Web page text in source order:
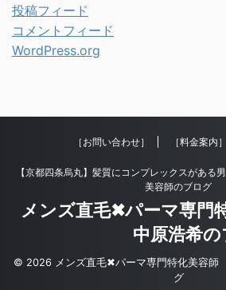
投稿フィード
コメントフィード
WordPress.org
［お問い合わせ］ ［料金案内］
【京都四条烏丸】髪質にコンプレックスがある
美容師のブログ
メンズ直毛✖︎パーマ専
中原浩希の
© 2026 メンズ直毛✖︎パーマ専門特化
グ